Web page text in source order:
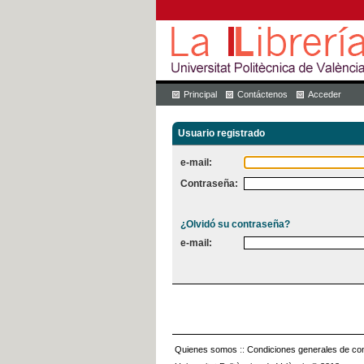
Principal Contáctenos Acceder
Usuario registrado
e-mail:
Contraseña:
¿Olvidó su contraseña?
e-mail:
Quienes somos :: Condiciones generales de